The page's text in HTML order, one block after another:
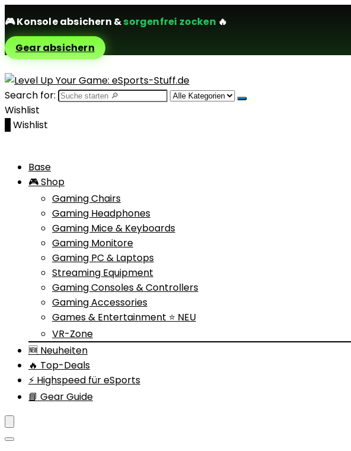
🎮Konsole absichern &sorgenfrei zocken 🔥
Gear absichern
Search for:
Wishlist
Wishlist
Base
🎮 Shop
Gaming Chairs
Gaming Headphones
Gaming Mice & Keyboards
Gaming Monitore
Gaming PC & Laptops
Streaming Equipment
Gaming Consoles & Controllers
Gaming Accessories
Games & Entertainment ⭐ NEU
VR-Zone
🆕 Neuheiten
🔥 Top-Deals
⚡ Highspeed für eSports
📘 Gear Guide